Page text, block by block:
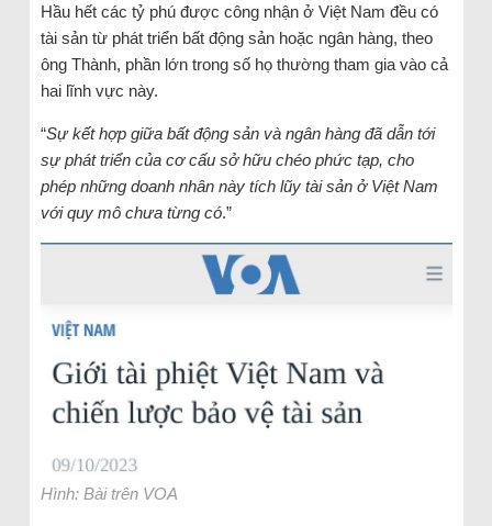
Hầu hết các tỷ phú được công nhận ở Việt Nam đều có
tài sản từ phát triển bất động sản hoặc ngân hàng, theo
ông Thành, phần lớn trong số họ thường tham gia vào cả
hai lĩnh vực này.
“Sự kết hợp giữa bất động sản và ngân hàng đã dẫn tới
sự phát triển của cơ cấu sở hữu chéo phức tạp, cho
phép những doanh nhân này tích lũy tài sản ở Việt Nam
với quy mô chưa từng có.”
Hình: Bài trên VOA